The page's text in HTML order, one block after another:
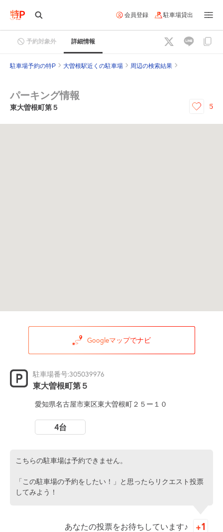
会員登録 駐車場貸出
予約対象外 詳細情報
駐車場予約の特P 大曽根駅近くの駐車場 周辺の検索結果
パーキング情報
東大曽根町第５ 5
Googleマップでナビ
駐車場番号:305039976
東大曽根町第５
愛知県名古屋市東区東大曽根町２５ー１０
4台
こちらの駐車場は予約できません。
「この駐車場の予約をしたい！」と思ったらリクエスト投票
してみよう！
あなたの投票をお待ちしています♪